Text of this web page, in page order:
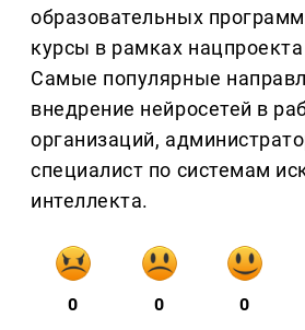
образовательных
курсы в рамках
Самые популярные
внедрение нейросетей в
организаций,
специалист по системам
интеллекта.
0 0 0